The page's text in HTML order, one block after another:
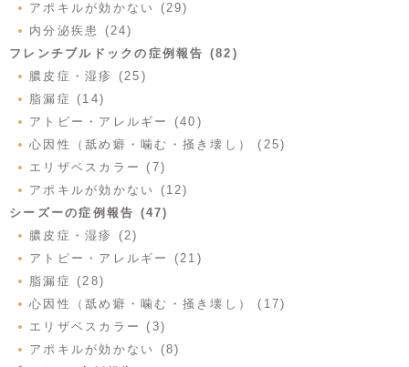
アポキルが効かない (29)
内分泌疾患 (24)
フレンチブルドックの症例報告 (82)
膿皮症・湿疹 (25)
脂漏症 (14)
アトピー・アレルギー (40)
心因性（舐め癖・噛む・掻き壊し） (25)
エリザベスカラー (7)
アポキルが効かない (12)
シーズーの症例報告 (47)
膿皮症・湿疹 (2)
アトピー・アレルギー (21)
脂漏症 (28)
心因性（舐め癖・噛む・掻き壊し） (17)
エリザベスカラー (3)
アポキルが効かない (8)